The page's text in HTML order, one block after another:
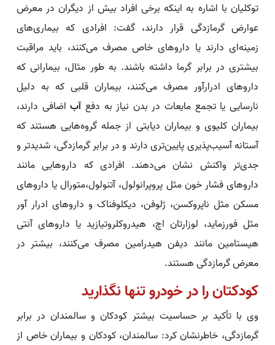
توکلیان با اشاره به اینکه برخی افراد بیش از دیگران در معرض
عوارض گرمازدگی قرار دارند، گفت: افرادی که بیماری‌های
زمینه‌ای دارند یا داروهای خاص مصرف می‌کنند، باید مراقبت
بیشتری در برابر گرما داشته باشند. به طور مثال، بیمارانی که
داروهای ادرارآور مصرف می‌کنند، بیماران قلبی که به دلیل
نارسایی یا تجمع مایعات در بدن نیاز به دفعآب اضافی دارند،
بیماران کلیوی و بیماران دیابتی از جمله گروه‌هایی هستند که
آستانه آسیب‌پذیری پایین‌تری دارند و در برابر گرمازدگی، شدیدتر و
جدی‌تر واکنش نشان می‌دهند. افرادی که داروهایی مانند
داروهای فشار خون مثل پروپرانولول، آتنولول،متورال یا داروهای
مسکن مثل ناپروکسن، ژلوفن، دیکلوفناک و داروهای ادرار آور
مثل فورزماید، لوزارتان اچ، هیدروکلروتیازید یا داروهای آنتی
هیستامین مانند دیفن هیدرامین مصرف می‌کنند، بیشتر در
معرض گرمازدگی هستند.
کودکتان را در خودرو تنها نگذارید
وی با تأکید بر حساسیت بیشتر کودکان و سالمندان در برابر
گرمازدگی، خاطرنشان کرد: سالمندان، کودکان و بیماران خاص از